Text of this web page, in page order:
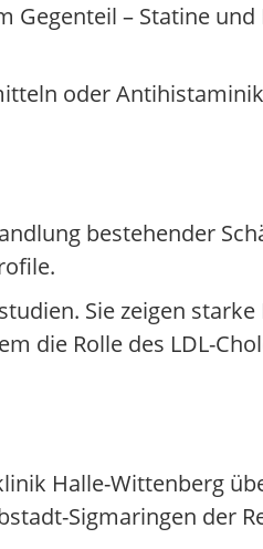
Gegenteil – Statine
oder
bestehender
Sie zeigen
die Rolle des LDL-
Halle-Wittenberg
Sigmaringen der